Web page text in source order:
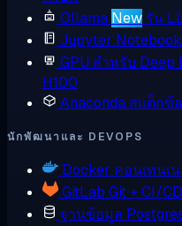
Ollama New รัน
Jupyter
GPU สำหรับ Deep
H100
Anaconda สแต็กข้
นักพัฒนาและ DEVOPS
Docker คอนเทนเ
GitLab Git + CI/
ฐานข้อมูล